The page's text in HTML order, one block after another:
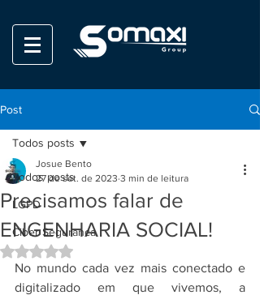
Post
Todos posts
LGPD
Ciber Seguranca
Todos posts
Precisamos falar de
ENGENHARIA SOCIAL!
Josue Bento
27 de set. de 2023 3 min de leitura
Avaliado com NaN de 5 estrelas.
No mundo cada vez mais conectado e
digitalizado em que vivemos, a